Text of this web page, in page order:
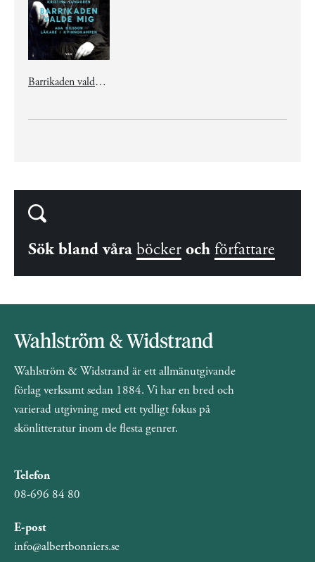
Barrikaden valde mig
Sök bland våra böcker och författare
Wahlström & Widstrand är ett allmänutgivande
förlag verksamt sedan 1884. Vi har en bred och
varierad utgivning med ett tydligt fokus på
skönlitteratur inom de flesta genrer.
Telefon
08-696 84 80
E-post
info@albertbonniers.se